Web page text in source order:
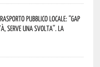
pubblico locale: “Gap
serve una svolta”. La